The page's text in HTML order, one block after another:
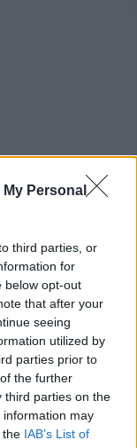
Personal
third parties, or
for
below opt-out
that after your
seeing
utilized by
parties prior to
the further
third parties on the
information may
the IAB’s List of